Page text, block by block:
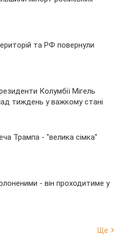
та РФ повернули
Колумбії Мігель
тиждень у важкому стані
Трампа - "велика сімка"
- він проходитиме у
Ще